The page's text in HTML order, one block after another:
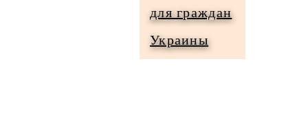
для граждан
Украины